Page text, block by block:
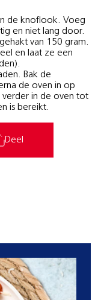
de knoflook. Voeg
en niet lang door.
van 150 gram.
en laat ze een
Bak de
de oven in op
verder in de oven tot
is bereikt.
Deel